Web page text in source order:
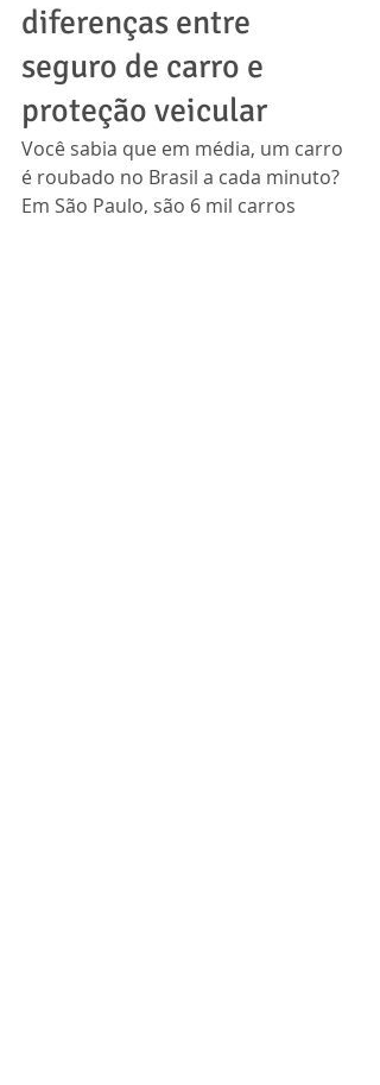
diferenças entre
seguro de carro e
proteção veicular
Você sabia que em média, um carro
é roubado no Brasil a cada minuto?
Em São Paulo, são 6 mil carros